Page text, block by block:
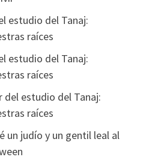
estudio del Tanaj:
raíces
estudio del Tanaj:
raíces
del estudio del Tanaj:
raíces
un judío y un gentil leal al